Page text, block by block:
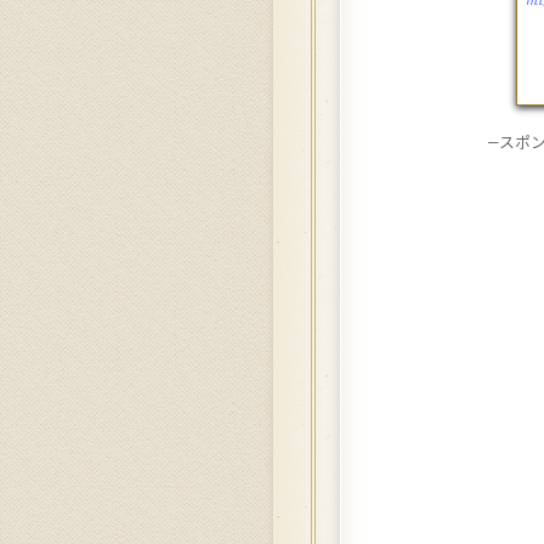
—スポ